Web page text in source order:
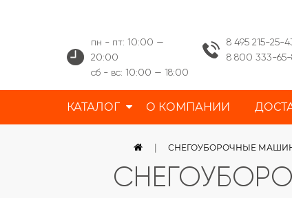
пн - пт: 10:00 —
20:00
сб - вс: 10:00 — 18:00
8 495 215-25-
8 800 333-65-
КАТАЛОГ О КОМПАНИИ
СНЕГОУБОРОЧНЫЕ